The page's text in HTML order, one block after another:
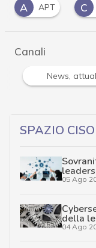
C
cyber
Canali
Attacchi
SPAZIO CISO
05 Ago
della
04 Ago